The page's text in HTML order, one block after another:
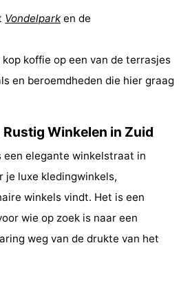
Vondelpark en de
kop koffie op een van de terrasjes
en beroemdheden die hier graag
Winkelen in Zuid
een elegante winkelstraat in
je luxe kledingwinkels,
winkels vindt. Het is een
wie op zoek is naar een
weg van de drukte van het